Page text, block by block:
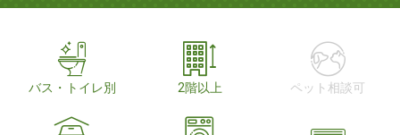
バス・トイレ別 2階以上 ペット相談可